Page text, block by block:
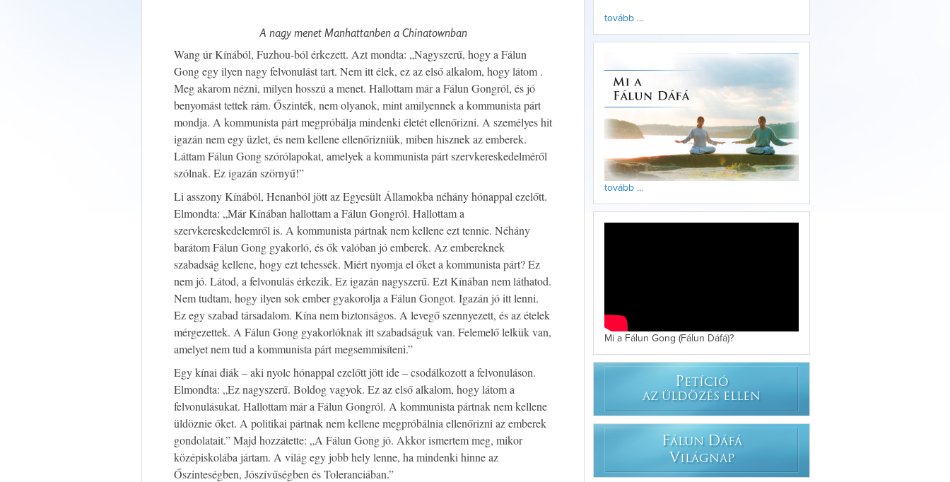
A nagy menet Manhattanben a Chinatownban
Wang úr Kínából, Fuzhou-ból érkezett. Azt mondta: „Nagyszerű, hogy a Fálun
Gong egy ilyen nagy felvonulást tart. Nem itt élek, ez az első alkalom, hogy látom .
Meg akarom nézni, milyen hosszú a menet. Hallottam már a Fálun Gongról, és jó
benyomást tettek rám. Őszinték, nem olyanok, mint amilyennek a kommunista párt
mondja. A kommunista párt megpróbálja mindenki életét ellenőrizni. A személyes hit
igazán nem egy üzlet, és nem kellene ellenőrizniük, miben hisznek az emberek.
Láttam Fálun Gong szórólapokat, amelyek a kommunista párt szervkereskedelméről
szólnak. Ez igazán szörnyű!”
Li asszony Kínából, Henanból jött az Egyesült Államokba néhány hónappal ezelőtt.
Elmondta: „Már Kínában hallottam a Fálun Gongról. Hallottam a
szervkereskedelemről is. A kommunista pártnak nem kellene ezt tennie. Néhány
barátom Fálun Gong gyakorló, és ők valóban jó emberek. Az embereknek
szabadság kellene, hogy ezt tehessék. Miért nyomja el őket a kommunista párt? Ez
nem jó. Látod, a felvonulás érkezik. Ez igazán nagyszerű. Ezt Kínában nem láthatod.
Nem tudtam, hogy ilyen sok ember gyakorolja a Fálun Gongot. Igazán jó itt lenni.
Ez egy szabad társadalom. Kína nem biztonságos. A levegő szennyezett, és az ételek
mérgezettek. A Fálun Gong gyakorlóknak itt szabadságuk van. Felemelő lelkük van,
amelyet nem tud a kommunista párt megsemmisíteni.”
Egy kínai diák – aki nyolc hónappal ezelőtt jött ide – csodálkozott a felvonuláson.
Elmondta: „Ez nagyszerű. Boldog vagyok. Ez az első alkalom, hogy látom a
felvonulásukat. Hallottam már a Fálun Gongról. A kommunista pártnak nem kellene
üldöznie őket. A politikai pártnak nem kellene megpróbálnia ellenőrizni az emberek
gondolatait.” Majd hozzátette: „A Fálun Gong jó. Akkor ismertem meg, mikor
középiskolába jártam. A világ egy jobb hely lenne, ha mindenki hinne az
Őszinteségben, Jószívűségben és Toleranciában.”
tovább ...
tovább ...
Mi a Fálun Gong (Fálun Dáfá)?
PETÍCIÓ
AZ ÜLDÖZÉS ELLEN
FÁLUN DÁFÁ
VILÁGNAP